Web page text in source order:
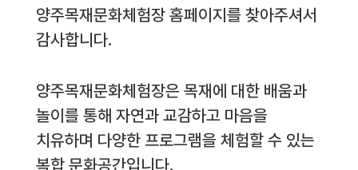
양주목재문화체험장 홈페이지를 찾아주셔서
감사합니다.
양주목재문화체험장은 목재에 대한 배움과
놀이를 통해 자연과 교감하고 마음을
치유하며 다양한 프로그램을 체험할 수 있는
복합 문화공간입니다.